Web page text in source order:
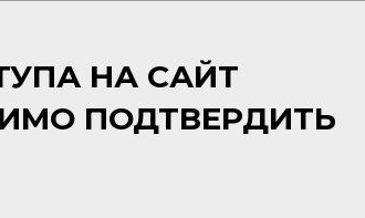
тростниковый сахар *, какао-масса *,
(тростниковый сахар *, масло какао *),
шоколадной пропорции, * из
НА САЙТ
ПОДТВЕРДИТЬ